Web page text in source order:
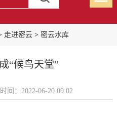
走进密云> 密云水库
“候鸟天堂”
间：2022-06-20 09:02